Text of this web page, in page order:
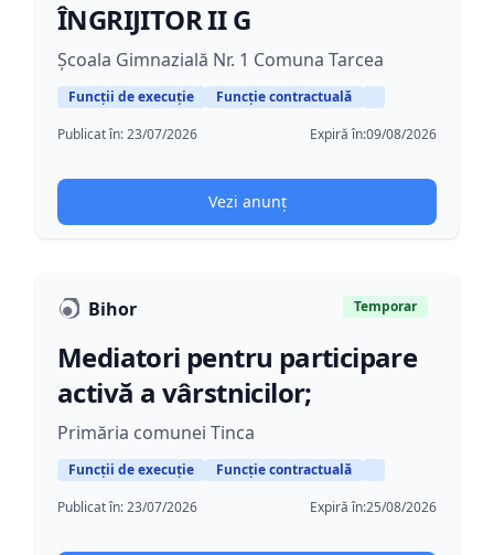
ÎNGRIJITOR II G
Școala Gimnazială Nr. 1 Comuna Tarcea
Funcții de execuție
Funcție contractuală
Publicat în:23/07/2026 Expiră în:09/08/2026
Vezi anunț
Bihor Temporar
Mediatori pentru participare
activă a vârstnicilor;
Primăria comunei Tinca
Funcții de execuție
Funcție contractuală
Publicat în:23/07/2026 Expiră în:25/08/2026